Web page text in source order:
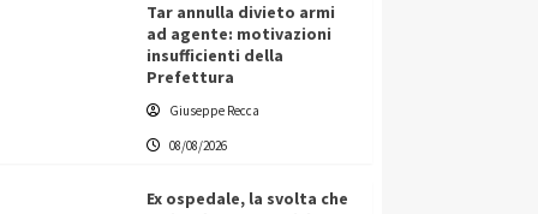
Tar annulla divieto armi
ad agente: motivazioni
insufficienti della
Prefettura
Giuseppe Recca
08/08/2026
Ex ospedale, la svolta che